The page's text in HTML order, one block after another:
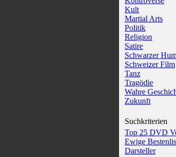
Kult
Martial Arts
Politik
Religion
Satire
Schwarzer
Schweizer Film
Tanz
Tragödie
Wahre
Zukunft
Suchkriterien
Top 25 DVD
Ewige
Darsteller